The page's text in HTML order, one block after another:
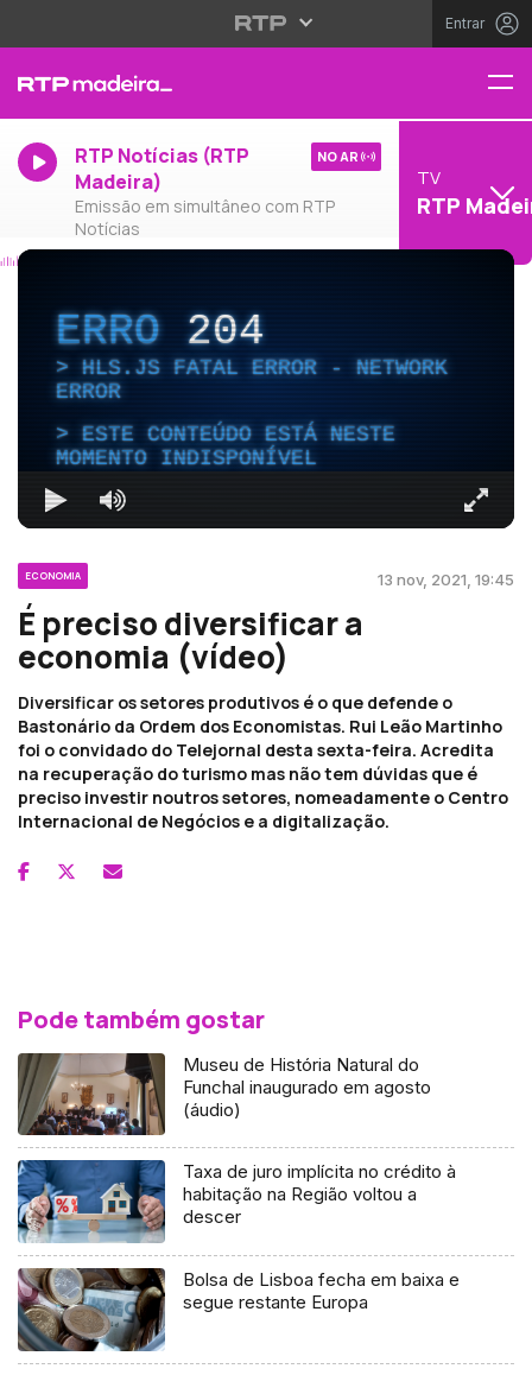
Entrar
RTP Notícias (RTP
Madeira)
Emissão em simultâneo com RTP
Notícias
NO AR
TV
RTP
ERRO204
HLS.JS FATAL ERROR - NETWORK
ERROR
ESTE CONTEÚDO ESTÁ NESTE
MOMENTO INDISPONÍVEL
ECONOMIA 13 nov, 2021, 19:45
É preciso diversificar a
economia (vídeo)
Diversificar os setores produtivos é o que defende o
Bastonário da Ordem dos Economistas. Rui Leão Martinho
foi o convidado do Telejornal desta sexta-feira. Acredita
na recuperação do turismo mas não tem dúvidas que é
preciso investir noutros setores, nomeadamente o Centro
Internacional de Negócios e a digitalização.
Pode também gostar
Museu de História Natural do
Funchal inaugurado em agosto
(áudio)
Taxa de juro implícita no crédito à
habitação na Região voltou a
descer
Bolsa de Lisboa fecha em baixa e
segue restante Europa